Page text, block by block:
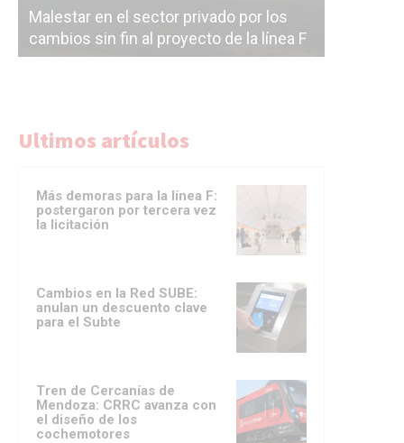
Malestar en el sector privado por los
cambios sin fin al proyecto de la línea F
Ultimos artículos
Más demoras para la línea F:
postergaron por tercera vez
la licitación
Cambios en la Red SUBE:
anulan un descuento clave
para el Subte
Tren de Cercanías de
Mendoza: CRRC avanza con
el diseño de los
cochemotores